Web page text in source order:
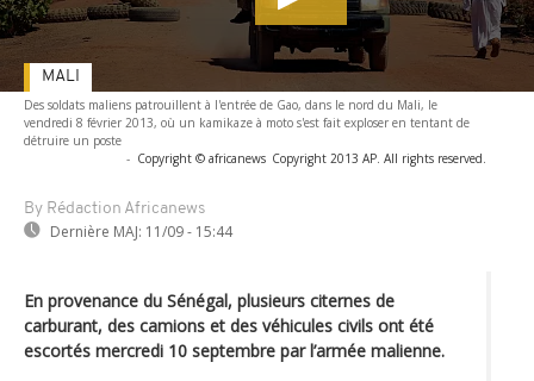
Des soldats maliens patrouillent à l'entrée de Gao, dans le nord du Mali, le
vendredi 8 février 2013, où un kamikaze à moto s'est fait exploser en tentant de
détruire un poste
- Copyright © africanews Copyright 2013 AP. All rights reserved.
By Rédaction Africanews
Dernière MAJ: 11/09 - 15:44
MALI
En provenance du Sénégal, plusieurs citernes de
carburant, des camions et des véhicules civils ont été
escortés mercredi 10 septembre par l’armée malienne.